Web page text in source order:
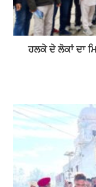
ਹਲਕੇ ਦੇ ਲੋਕਾਂ ਦਾ